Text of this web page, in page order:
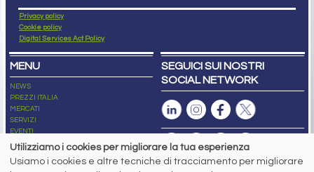
Privacy policy
Cookie policy
Digital Services Act Policy
MENU
NEWS
PREZZI ITALIA
MERCATI
SERVIZI
EVENTI
ABBONAMENTI
NEWSLETTER
SEGUICI SUI NOSTRI
SOCIAL NETWORK
Utilizziamo i cookies per migliorare la tua esperienza
Usiamo i cookies e altre tecniche di tracciamento per migliorare